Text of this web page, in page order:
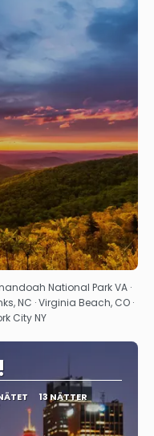
National Park VA ·
NC · Virginia Beach, CO ·
City NY
13 NÄTTER